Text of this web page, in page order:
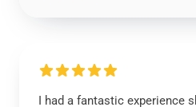
I had a fantastic experience